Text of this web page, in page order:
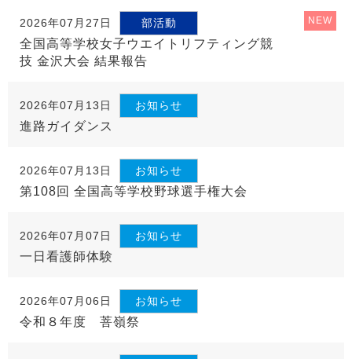
NEW
2026年07月27日 部活動
全国高等学校女子ウエイトリフティング競
技 金沢大会 結果報告
2026年07月13日 お知らせ
進路ガイダンス
2026年07月13日 お知らせ
第108回 全国高等学校野球選手権大会
2026年07月07日 お知らせ
一日看護師体験
2026年07月06日 お知らせ
令和８年度 菩嶺祭